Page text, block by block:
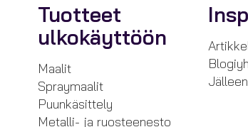
Tuotteet
ulkokäyttöön
Maalit
Spraymaalit
Puunkäsittely
Metalli- ja ruosteenesto